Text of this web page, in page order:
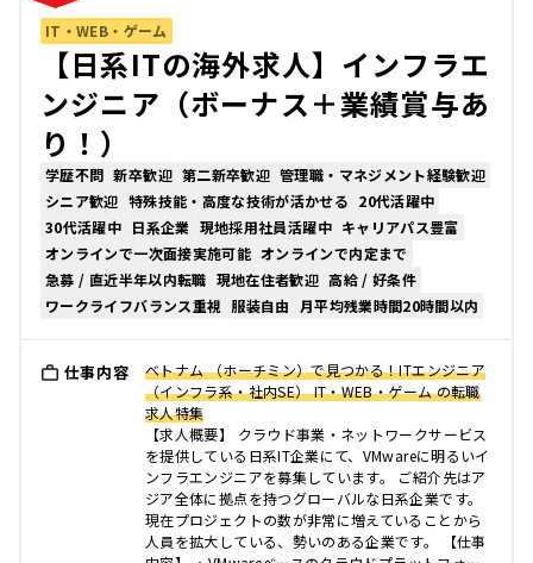
IT・WEB・ゲーム
【日系ITの海外求人】インフラエ
ンジニア（ボーナス＋業績賞与あ
り！）
学歴不問 新卒歓迎 第二新卒歓迎 管理職・マネジメント経験歓迎
シニア歓迎 特殊技能・高度な技術が活かせる 20代活躍中
30代活躍中 日系企業 現地採用社員活躍中 キャリアパス豊富
オンラインで一次面接実施可能 オンラインで内定まで
急募 / 直近半年以内転職 現地在住者歓迎 高給 / 好条件
ワークライフバランス重視 服装自由 月平均残業時間20時間以内
仕事内容
ベトナム （ホーチミン）で見つかる！ITエンジニア
（インフラ系・社内SE） IT・WEB・ゲーム の転職
求人特集
【求人概要】 クラウド事業・ネットワークサービス
を提供している日系IT企業にて、VMwareに明るいイ
ンフラエンジニアを募集しています。 ご紹介先はア
ジア全体に拠点を持つグローバルな日系企業です。
現在プロジェクトの数が非常に増えていることから
人員を拡大している、勢いのある企業です。 【仕事